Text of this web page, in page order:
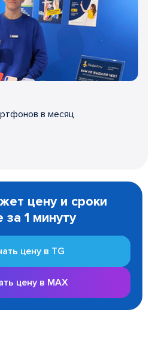
в месяц
цену и сроки
1 минуту
цену в TG
цену в MAX